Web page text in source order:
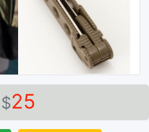
$25